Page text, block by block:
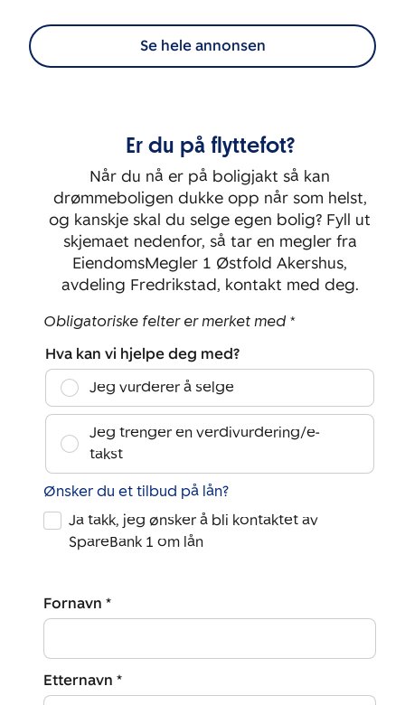
2
Soverom:
4
Se hele annonsen
Er du på flyttefot?
Når du nå er på boligjakt så kan
drømmeboligen dukke opp når som helst,
og kanskje skal du selge egen bolig? Fyll ut
skjemaet nedenfor, så tar en megler fra
EiendomsMegler 1 Østfold Akershus,
avdeling Fredrikstad, kontakt med deg.
Obligatoriske felter er merket med *
Hva kan vi hjelpe deg med?
Jeg vurderer å selge
Jeg trenger en verdivurdering/e-
takst
Ønsker du et tilbud på lån?
Ja takk, jeg ønsker å bli kontaktet av
SpareBank 1 om lån
Fornavn *
Etternavn *